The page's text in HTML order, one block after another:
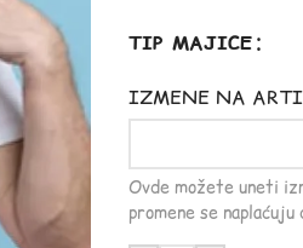
TIP MAJICE
IZMENE NA
Ovde možete uneti
promene se naplaćuju